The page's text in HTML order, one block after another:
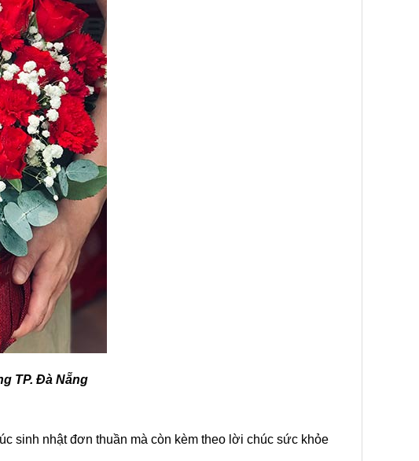
TP. Đà Nẵng
sinh nhật đơn thuần mà còn kèm theo lời chúc sức khỏe